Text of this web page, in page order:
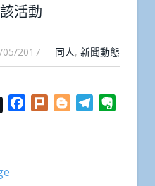
活動
05/2017 同人, 新聞動態
Facebook
Plurk BloggerTelegram